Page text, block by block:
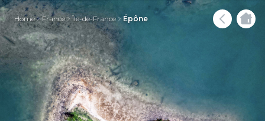
Home France Île-de-France Épône